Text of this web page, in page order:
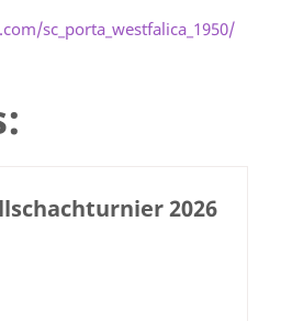
sc_porta_westfalica_1950/
2026